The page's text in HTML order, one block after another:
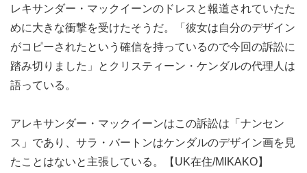
レキサンダー・マックイーンのドレスと報道されていたた
めに大きな衝撃を受けたそうだ。「彼女は自分のデザイン
がコピーされたという確信を持っているので今回の訴訟に
踏み切りました」とクリスティーン・ケンダルの代理人は
語っている。
アレキサンダー・マックイーンはこの訴訟は「ナンセン
ス」であり、サラ・バートンはケンダルのデザイン画を見
たことはないと主張している。【UK在住/MIKAKO】